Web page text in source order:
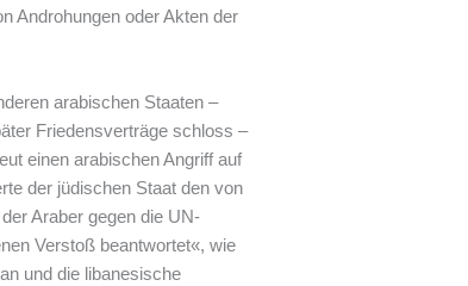
Androhungen oder Akten der
arabischen Staaten –
Friedensverträge schloss –
einen arabischen Angriff auf
der jüdischen Staat den von
Araber gegen die UN-
Verstoß beantwortet«, wie
und die libanesische